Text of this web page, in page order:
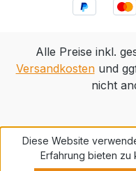
Alle Preise inkl.
Versandkostenund
nicht
Diese Website
Erfahrung bieten zu